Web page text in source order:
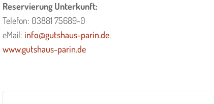
Reservierung Unterkunft:
Telefon: 03881 75689-0
eMail: info@gutshaus-parin.de,
www.gutshaus-parin.de